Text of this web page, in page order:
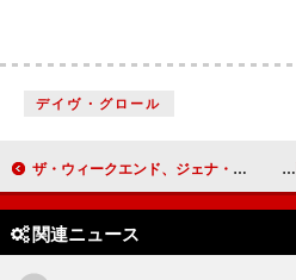
デイヴ・グロール
ザ・ウィークエンド、ジェナ・オルテガと共演する「Drive」MV公開
関連ニュース